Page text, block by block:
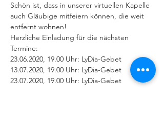
Schön ist, dass in unserer virtuellen Kapelle
auch Gläubige mitfeiern können, die weit
entfernt wohnen!
Herzliche Einladung für die nächsten
Termine:
23.06.2020, 19.00 Uhr: LyDia-Gebet
13.07.2020, 19.00 Uhr: LyDia-Gebet
23.07.2020, 19.00 Uhr: LyDia-Gebet